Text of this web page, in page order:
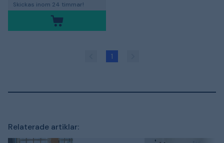
Skickas inom 24 timmar!
1
Relaterade artiklar: